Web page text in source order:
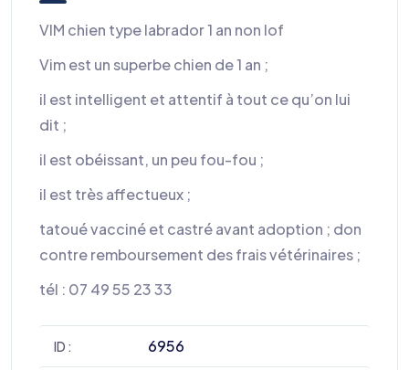
VIM chien type labrador 1 an non lof
Vim est un superbe chien de 1 an ;
il est intelligent et attentif à tout ce qu’on lui
dit ;
il est obéissant, un peu fou-fou ;
il est très affectueux ;
tatoué vacciné et castré avant adoption ; don
contre remboursement des frais vétérinaires ;
tél : 07 49 55 23 33
ID : 6956